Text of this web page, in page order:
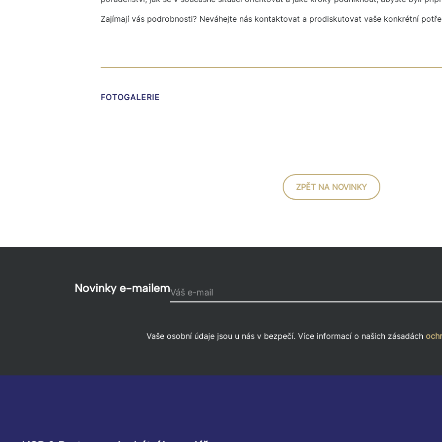
Zajímají vás podrobnosti? Neváhejte nás kontaktovat a prodiskutovat vaše konkrétní
FOTOGALERIE
ZPĚT NA NOVINKY
Novinky e-mailemVáš e-mail
Vaše osobní údaje jsou u nás v bezpečí. Více informací o našich zásadách